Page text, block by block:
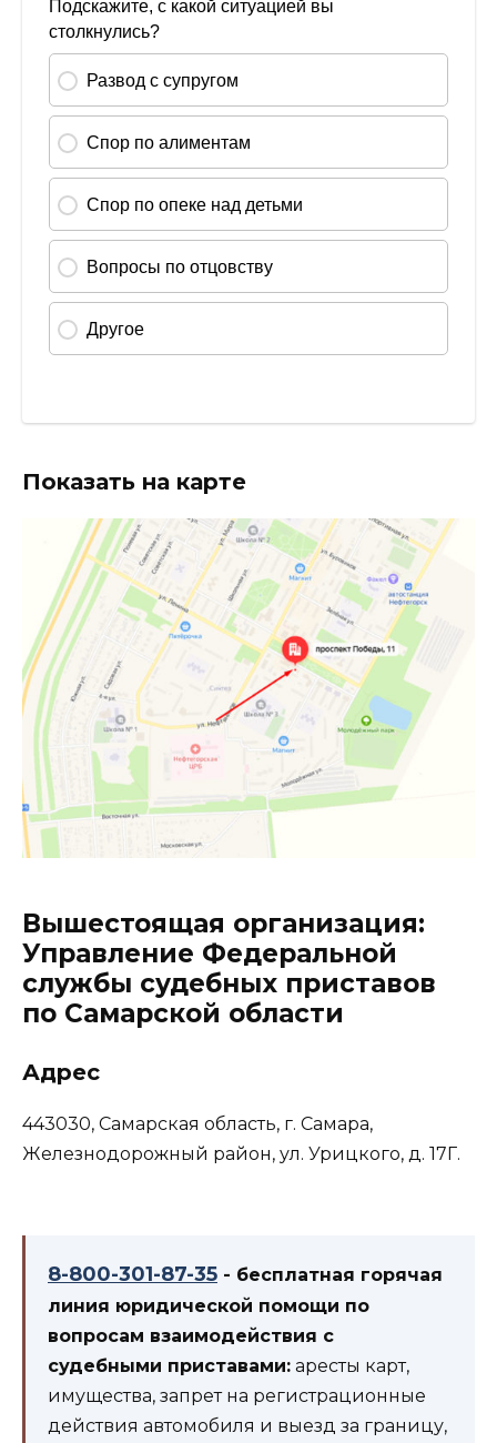
Показать на карте
Вышестоящая организация:
Управление Федеральной
службы судебных приставов
по Самарской области
Адрес
443030, Самарская область, г. Самара,
Железнодорожный район, ул. Урицкого, д. 17Г.
8-800-301-87-35 - бесплатная горячая
линия юридической помощи по
вопросам взаимодействия с
судебными приставами: аресты карт,
имущества, запрет на регистрационные
действия автомобиля и выезд за границу,